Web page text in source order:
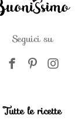
Seguici su
Tutte le ricette